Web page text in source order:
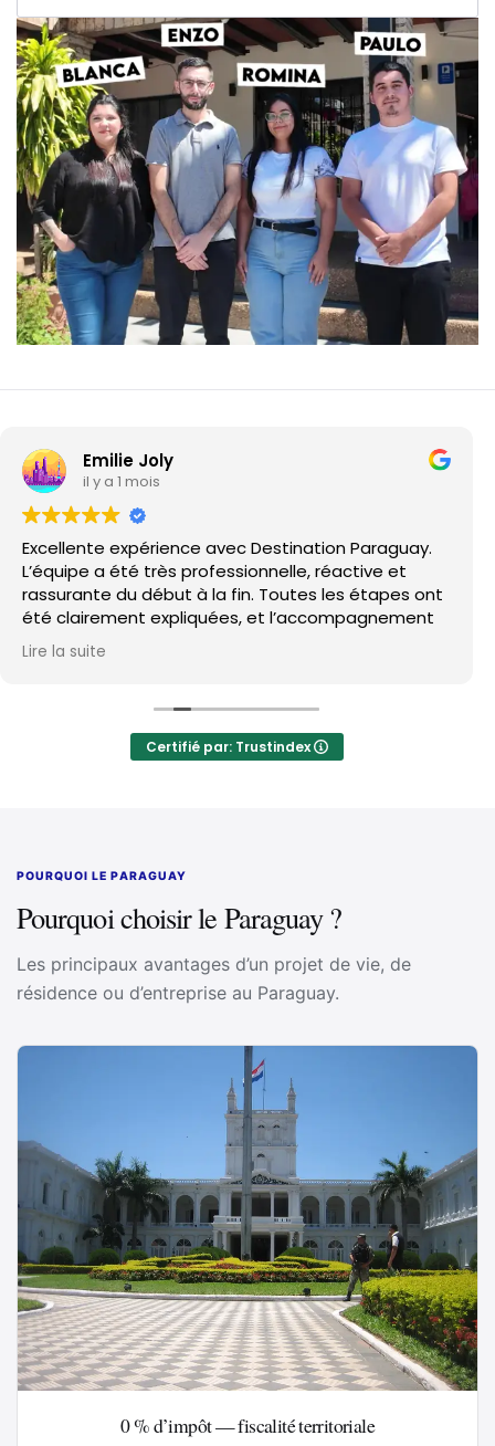
Emilie Joly
il y a 1 mois
Excellente expérience avec Destination Paraguay.
L’équipe a été très professionnelle, réactive et
rassurante du début à la fin. Toutes les étapes ont
été clairement expliquées, et l’accompagnement
sur place à Asunción a été très bien organisé.
sérieux, leur disponibilité et leur connaissance des
démarches locales. Cela m’a permis d’avancer
beaucoup plus sereinement dans mon projet au
résidence ou son installation au Paraguay.
Lire la suite
Certifié par: Trustindex
POURQUOI LE PARAGUAY
Pourquoi choisir le Paraguay ?
Les principaux avantages d’un projet de vie, de
résidence ou d’entreprise au Paraguay.
0 % d’impôt — fiscalité territoriale